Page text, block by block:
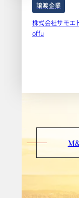
譲渡企業
株式会社サモエ
offu